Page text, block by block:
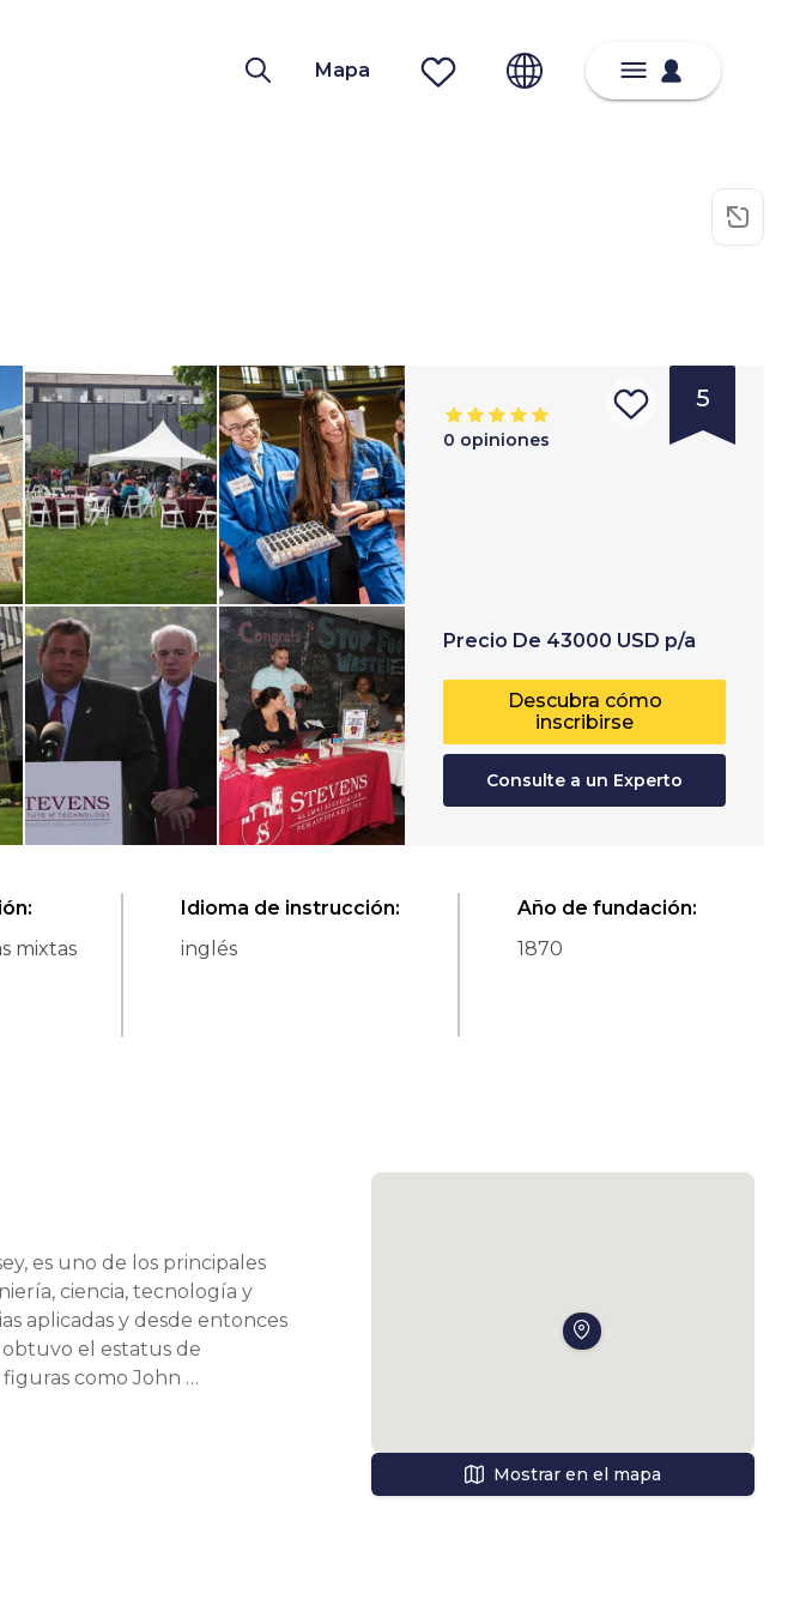
Mapa
5
0 opiniones
Precio De 43000 USD p/a
Descubra cómo
inscribirse
Consulte a un Experto
:
mixtas
Idioma de instrucción:
inglés
Año de fundación:
1870
es uno de los principales
ciencia, tecnología y
aplicadas y desde entonces
obtuvo el estatus de
como John
como la NASA, Google,
Mostrar en el mapa